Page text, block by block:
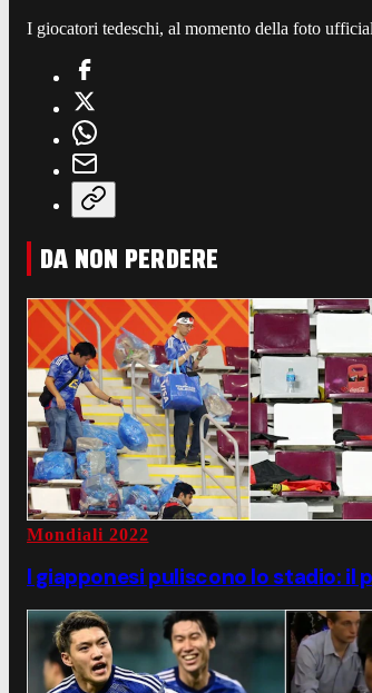
I giocatori tedeschi, al momento della foto
DA NON PERDERE
Mondiali 2022
I giapponesi puliscono lo stadio: il